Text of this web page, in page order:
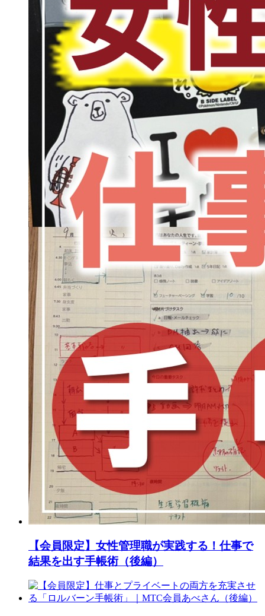
【会員限定】女性管理職が実践する！仕事で
結果を出す手帳術（後編）